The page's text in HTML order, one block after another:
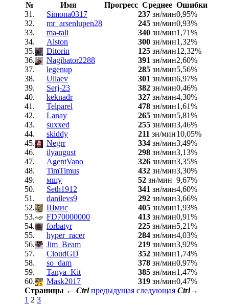
№ Имя Прогресс Среднее Ошибки
31.
Simona0317 237 зн/мин0,95%
32.
mr_arsenlupen28 245 зн/мин0,93%
33.
ma-tali 340 зн/мин1,71%
34.
Alston 300 зн/мин1,32%
35.
Ditorin 125 зн/мин12,32%
36.
Nagibator2288 391 зн/мин2,60%
37.
legenup 285 зн/мин5,56%
38.
Ullaev 301 зн/мин6,97%
39.
Serj-23 382 зн/мин0,46%
40.
keknadr 327 зн/мин4,30%
41.
Telparel 478 зн/мин1,61%
42.
Lanay 265 зн/мин5,81%
43.
suxxed 255 зн/мин3,46%
44.
skiddy 211 зн/мин10,05%
45.
Negrr 334 зн/мин3,49%
46.
ilyaugust 298 зн/мин3,13%
47.
AgentVano 326 зн/мин3,35%
48.
TimTimus 432 зн/мин3,30%
49.
мшу 52 зн/мин 9,67%
50.
Seth1912 341 зн/мин4,60%
51.
danilevs9 292 зн/мин3,66%
52.
Шмис 405 зн/мин1,93%
53.
FD70000000 413 зн/мин0,91%
54.
forbatyr 225 зн/мин5,21%
55.
hyper_racer 284 зн/мин4,03%
56.
Jim_Beam 219 зн/мин3,92%
57.
CloudGD 352 зн/мин1,74%
58.
so_dam 378 зн/мин0,97%
59.
Tanya_Kit 385 зн/мин1,47%
60.
Mask2017 319 зн/мин0,47%
Страницы ← Ctrl предыдущая следующая Ctrl→
1 2 3